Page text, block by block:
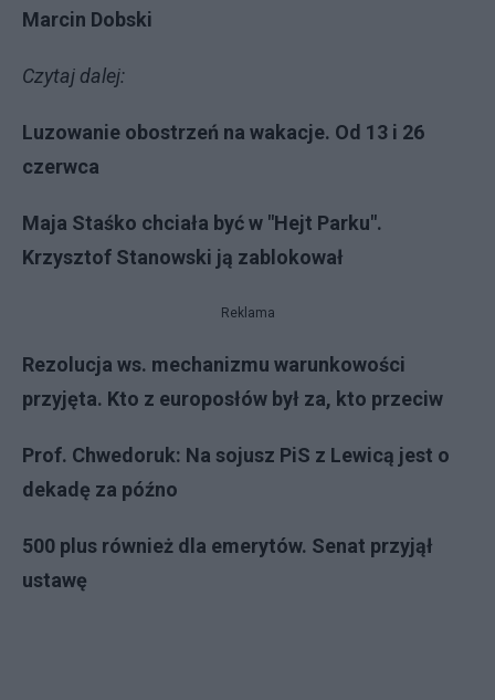
Marcin Dobski
Czytaj dalej:
Luzowanie obostrzeń na wakacje. Od 13 i 26
czerwca
Maja Staśko chciała być w "Hejt Parku".
Krzysztof Stanowski ją zablokował
Reklama
Rezolucja ws. mechanizmu warunkowości
przyjęta. Kto z europosłów był za, kto przeciw
Prof. Chwedoruk: Na sojusz PiS z Lewicą jest o
dekadę za późno
500 plus również dla emerytów. Senat przyjął
ustawę